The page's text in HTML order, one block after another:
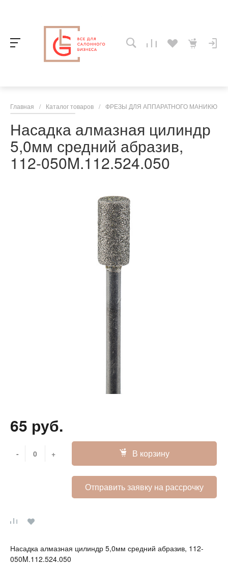
Главная / Каталог товаров / ФРЕЗЫ ДЛЯ АППАРАТНОГО
Насадка алмазная цилиндр
5,0мм средний абразив,
112-050M.112.524.050
65 руб.
- + В корзину
Отправить заявку на рассрочку
Насадка алмазная цилиндр 5,0мм средний абразив, 112-
050M.112.524.050